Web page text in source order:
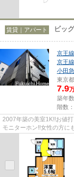
賃貸｜アパート ビッ
京王線
京王線
小田
東京都
7.9
築年
階数
2007年築の美室1K!!お値
モニターホン!!女性の方に
ランスのとれた一部屋をあ